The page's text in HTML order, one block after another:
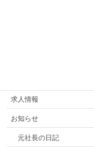
求人情報
お知らせ
元社長の日記